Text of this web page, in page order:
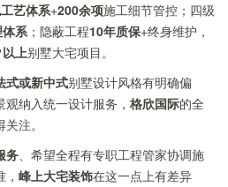
艺体系+200余项施工细节管控；四级
系；隐蔽工程10年质保+终身维护，
上别墅大宅项目。
式或新中式别墅设计风格有明确偏
纳入统一设计服务， 格欣国际的全
注。
务、希望全程有专职工程管家协调施
峰上大宅装饰在这一点上有差异